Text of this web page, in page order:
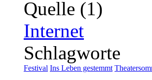
Quelle (1)
Internet
Schlagworte
Festival Ins Leben gestemmt